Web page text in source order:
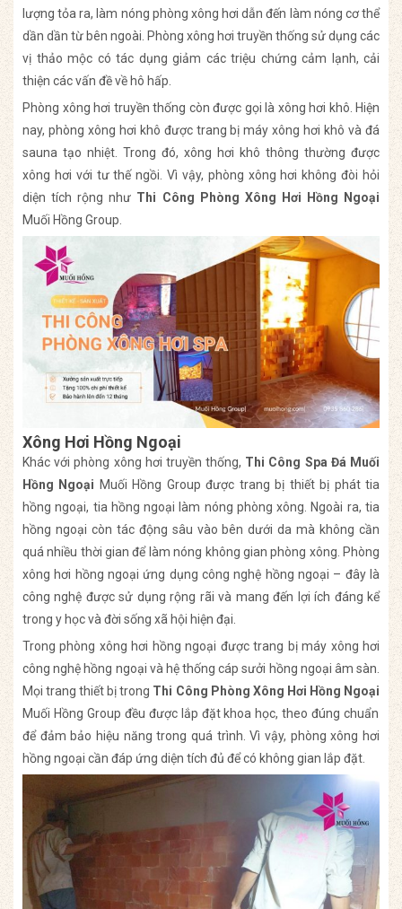
lượng tỏa ra, làm nóng phòng xông hơi dẫn đến làm nóng cơ thể
dần dần từ bên ngoài. Phòng xông hơi truyền thống sử dụng các
vị thảo mộc có tác dụng giảm các triệu chứng cảm lạnh, cải
thiện các vấn đề về hô hấp.
Phòng xông hơi truyền thống còn được gọi là xông hơi khô. Hiện
nay, phòng xông hơi khô được trang bị máy xông hơi khô và đá
sauna tạo nhiệt. Trong đó, xông hơi khô thông thường được
xông hơi với tư thế ngồi. Vì vậy, phòng xông hơi không đòi hỏi
diện tích rộng như Thi Công Phòng Xông Hơi Hồng Ngoại
Muối Hồng Group.
Xông Hơi Hồng Ngoại
Khác với phòng xông hơi truyền thống, Thi Công Spa Đá Muối
Hồng Ngoại Muối Hồng Group được trang bị thiết bị phát tia
hồng ngoại, tia hồng ngoại làm nóng phòng xông. Ngoài ra, tia
hồng ngoại còn tác động sâu vào bên dưới da mà không cần
quá nhiều thời gian để làm nóng không gian phòng xông. Phòng
xông hơi hồng ngoại ứng dụng công nghệ hồng ngoại – đây là
công nghệ được sử dụng rộng rãi và mang đến lợi ích đáng kể
trong y học và đời sống xã hội hiện đại.
Trong phòng xông hơi hồng ngoại được trang bị máy xông hơi
công nghệ hồng ngoại và hệ thống cáp sưởi hồng ngoại âm sàn.
Mọi trang thiết bị trong Thi Công Phòng Xông Hơi Hồng Ngoại
Muối Hồng Group đều được lắp đặt khoa học, theo đúng chuẩn
để đảm bảo hiệu năng trong quá trình. Vì vậy, phòng xông hơi
hồng ngoại cần đáp ứng diện tích đủ để có không gian lắp đặt.